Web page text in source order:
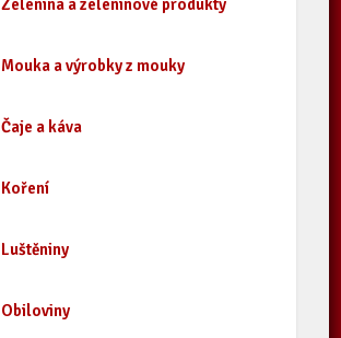
Zelenina a zeleninové produkty
Mouka a výrobky z mouky
Čaje a káva
Koření
Luštěniny
Obiloviny